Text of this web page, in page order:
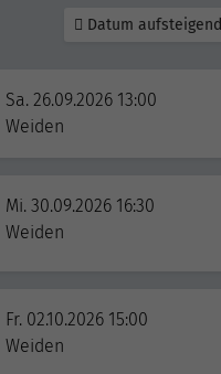
Datum aufsteigend
Sa. 26.09.2026 13:00
Weiden
Mi. 30.09.2026 16:30
Weiden
Fr. 02.10.2026 15:00
Weiden